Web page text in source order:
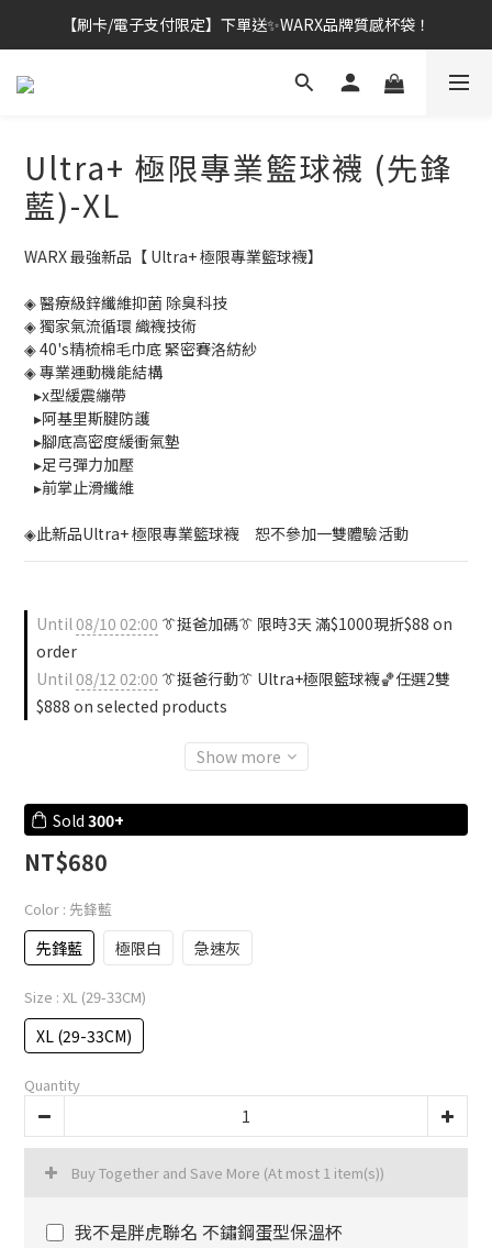
👔挺爸行動：全館襪款【最低$149起】✨立即下單！
【刷卡/電子支付限定】下單送✨WARX品牌質感杯袋！
👔挺爸行動：全館襪款【最低$149起】✨立即下單！
Ultra+ 極限專業籃球襪 (先鋒
藍)-XL
WARX 最強新品【 Ultra+ 極限專業籃球襪】
◈ 醫療級鋅纖維抑菌 除臭科技
◈ 獨家氣流循環 織襪技術
◈ 40's精梳棉毛巾底 緊密賽洛紡紗
◈ 專業運動機能結構
   ▸x型緩震繃帶
   ▸阿基里斯腱防護
   ▸腳底高密度緩衝氣墊
   ▸足弓彈力加壓
   ▸前掌止滑纖維
◈此新品Ultra+ 極限專業籃球襪　恕不參加一雙體驗活動
Until08/10 02:00 👔挺爸加碼👔 限時3天 滿$1000現折$88 on
order
Until08/12 02:00 👔挺爸行動👔 Ultra+極限籃球襪🏀任選2雙
$888 on selected products
Show more
Sold 300+
NT$680
Color : 先鋒藍
先鋒藍 極限白 急速灰
Size : XL (29-33CM)
XL (29-33CM)
Quantity
Buy Together and Save More (At most 1 item(s))
我不是胖虎聯名 不鏽鋼蛋型保溫杯